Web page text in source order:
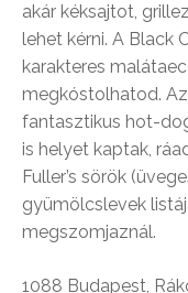
akár kéksajtot,
lehet kérni. A Black
karakteres
megkóstolhatod.
fantasztikus hot-
is helyet kaptak,
Fuller’s sörök
gyümölcslevek
megszomjaznál.
1088 Budapest,